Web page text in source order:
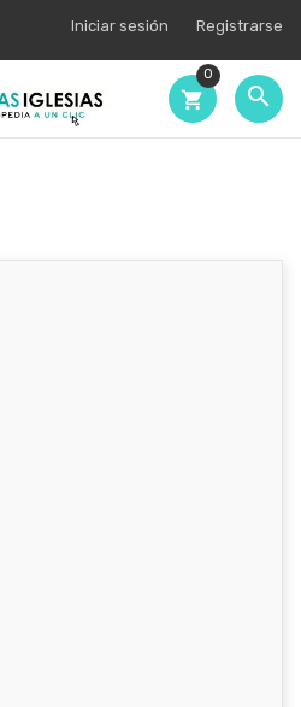
Iniciar sesión Registrarse

shopping_cart
0